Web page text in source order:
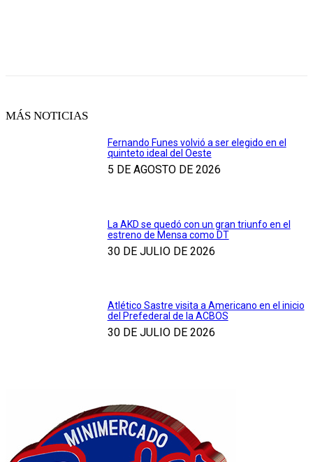
MÁS NOTICIAS
Fernando Funes volvió a ser elegido en el
quinteto ideal del Oeste
5 DE AGOSTO DE 2026
La AKD se quedó con un gran triunfo en el
estreno de Mensa como DT
30 DE JULIO DE 2026
Atlético Sastre visita a Americano en el inicio
del Prefederal de la ACBOS
30 DE JULIO DE 2026